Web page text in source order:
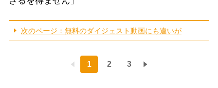
次のページ：無料のダイジェスト動画にも違いが
1 2 3